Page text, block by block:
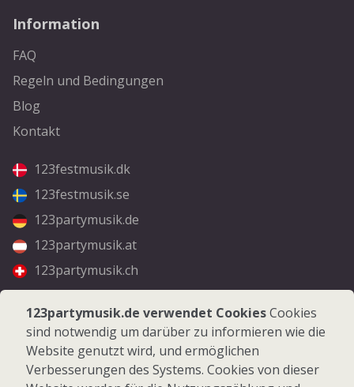
Information
FAQ
Regeln und Bedingungen
Blog
Kontakt
123festmusik.dk
123festmusik.se
123partymusik.de
123partymusik.at
123partymusik.ch
Folgen Sie uns
Facebook
Instagram
123partymusik.de verwendet CookiesCookies
sind notwendig um darüber zu informieren wie die
Website genutzt wird, und ermöglichen
Verbesserungen des Systems. Cookies von dieser